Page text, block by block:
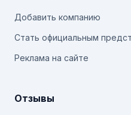
Добавить компанию
Стать официальным
Реклама на сайте
Отзывы